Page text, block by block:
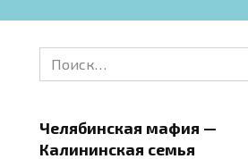
Search
for:
Челябинская мафия —
Калининская семья